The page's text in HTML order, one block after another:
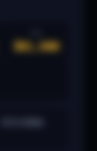
$91,800